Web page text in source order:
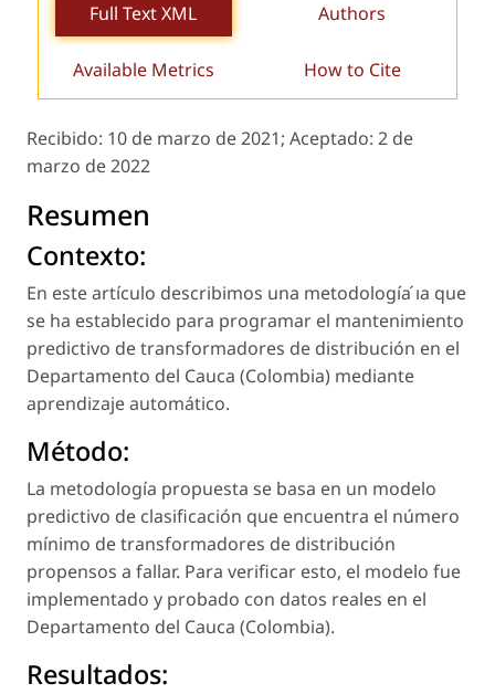
Full Text XML Authors
Available Metrics How to Cite
Recibido: 10 de marzo de 2021; Aceptado: 2 de
marzo de 2022
Resumen
Contexto:
En este artículo describimos una metodología ́ıa que
se ha establecido para programar el mantenimiento
predictivo de transformadores de distribución en el
Departamento del Cauca (Colombia) mediante
aprendizaje automático.
Método:
La metodología propuesta se basa en un modelo
predictivo de clasificación que encuentra el número
mínimo de transformadores de distribución
propensos a fallar. Para verificar esto, el modelo fue
implementado y probado con datos reales en el
Departamento del Cauca (Colombia).
Resultados: